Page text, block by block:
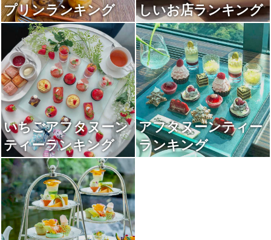
プリンランキング
しいお店ランキング
いちごアフタヌーン
ティーランキング
アフタヌーンティー
ランキング